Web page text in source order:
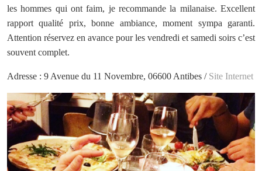
les hommes qui ont faim, je recommande la milanaise. Excellent
rapport qualité prix, bonne ambiance, moment sympa garanti.
Attention réservez en avance pour les vendredi et samedi soirs c’est
souvent complet.
Adresse : 9 Avenue du 11 Novembre, 06600 Antibes / Site Internet